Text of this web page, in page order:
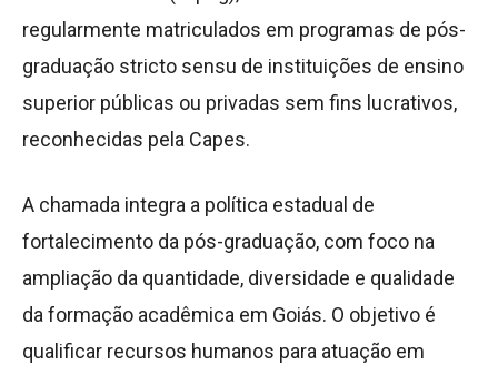
regularmente matriculados em programas de pós-
graduação stricto sensu de instituições de ensino
superior públicas ou privadas sem fins lucrativos,
reconhecidas pela Capes.
A chamada integra a política estadual de
fortalecimento da pós-graduação, com foco na
ampliação da quantidade, diversidade e qualidade
da formação acadêmica em Goiás. O objetivo é
qualificar recursos humanos para atuação em